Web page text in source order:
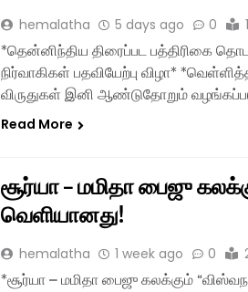
hemalatha 5 days ago 0
*தென்னிந்திய திரைப்பட பத்திரிகை
நிர்வாகிகள் பதவியேற்பு விழா*
விருதுகள் இனி ஆண்டுதோறும்
Read More
சூர்யா – மமிதா பைஜு
வெளியானது!
hemalatha 1 week ago 0
*சூர்யா – மமிதா பைஜு கலக்கும்